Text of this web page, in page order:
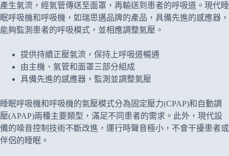
產生氣流，經氣管傳送至面罩，再輸送到患者的呼吸道。現代睡
眠呼吸機和呼吸機，如瑞思邁品牌的產品，具備先進的感應器，
能夠監測患者的呼吸模式，並相應調整氣壓。
提供持續正壓氣流，保持上呼吸道暢通
由主機、氣管和面罩三部分組成
具備先進的感應器，監測並調整氣壓
睡眠呼吸機和呼吸機的氣壓模式分為固定壓力(CPAP)和自動調
壓(APAP)兩種主要類型，滿足不同患者的需求。此外，現代設
備的噪音控制技術不斷改進，運行時聲音極小，不會干擾患者或
伴侶的睡眠。